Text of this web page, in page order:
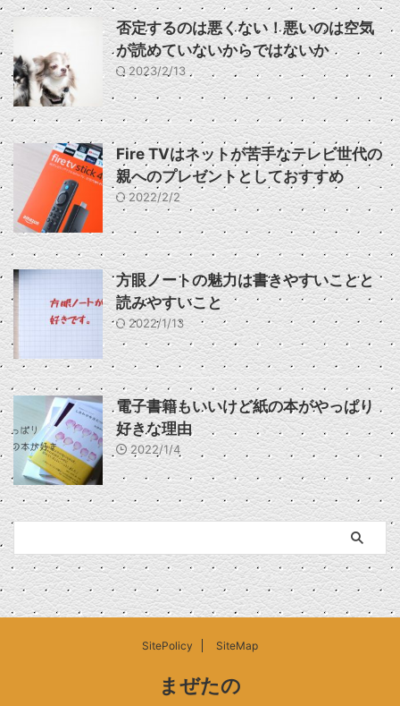
否定するのは悪くない！悪いのは空気
が読めていないからではないか
2023/2/13
Fire TVはネットが苦手なテレビ世代の
親へのプレゼントとしておすすめ
2022/2/2
方眼ノートの魅力は書きやすいことと
読みやすいこと
2022/1/13
電子書籍もいいけど紙の本がやっぱり
好きな理由
2022/1/4
SitePolicy SiteMap
まぜたの